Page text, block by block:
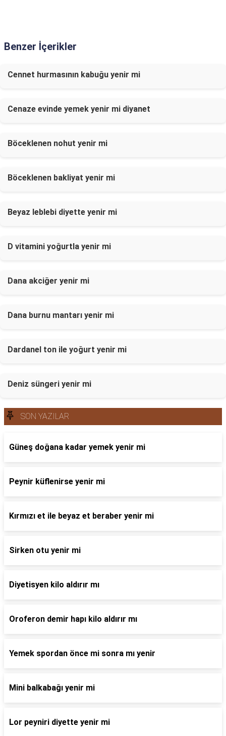
Benzer İçerikler
Cennet hurmasının kabuğu yenir mi
Cenaze evinde yemek yenir mi diyanet
Böceklenen nohut yenir mi
Böceklenen bakliyat yenir mi
Beyaz leblebi diyette yenir mi
D vitamini yoğurtla yenir mi
Dana akciğer yenir mi
Dana burnu mantarı yenir mi
Dardanel ton ile yoğurt yenir mi
Deniz süngeri yenir mi
SON YAZILAR
Güneş doğana kadar yemek yenir mi
Peynir küflenirse yenir mi
Kırmızı et ile beyaz et beraber yenir mi
Sirken otu yenir mi
Diyetisyen kilo aldırır mı
Oroferon demir hapı kilo aldırır mı
Yemek spordan önce mi sonra mı yenir
Mini balkabağı yenir mi
Lor peyniri diyette yenir mi